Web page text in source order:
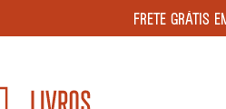
FRETE GRÁTIS